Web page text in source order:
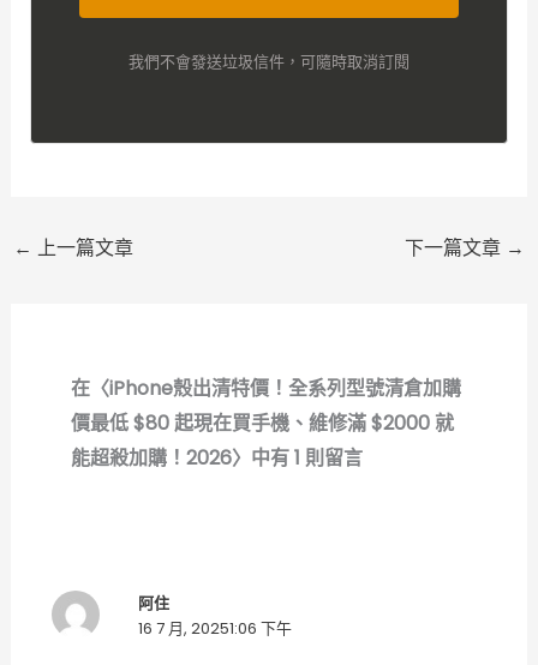
我們不會發送垃圾信件，可隨時取消訂閱
← 上一篇文章 下一篇文章 →
在〈iPhone殼出清特價！全系列型號清倉加購
價最低 $80 起現在買手機、維修滿 $2000 就
能超殺加購！2026〉中有 1 則留言
阿住
16 7 月, 20251:06 下午